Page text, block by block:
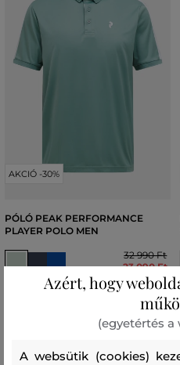
AKCIÓ -30%
PÓLÓ PEAK PERFORMANCE
PLAYER POLO MEN
32 990 Ft
23 090 Ft
Elérhető méretek:
Azért, hogy
(egyetértés a
A websütik (cookies)